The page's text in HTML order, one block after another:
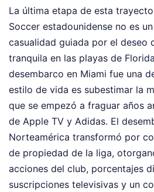
La última etapa de esta
Soccer estadounidense no es
casualidad guiada por el deseo
tranquila en las playas de
desembarco en Miami fue una
estilo de vida es subestimar la
que se empezó a fraguar años
de Apple TV y Adidas. El
Norteamérica transformó por
de propiedad de la liga,
acciones del club, porcentajes
suscripciones televisivas y un